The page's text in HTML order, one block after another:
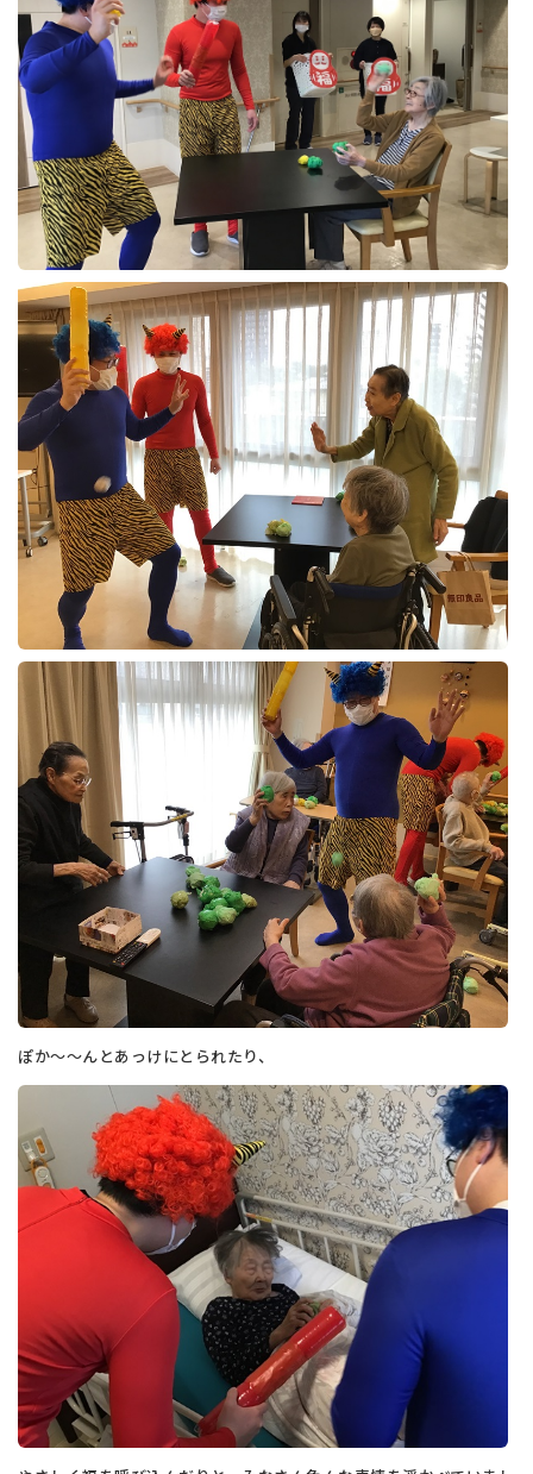
ぽか～～んとあっけにとられたり、